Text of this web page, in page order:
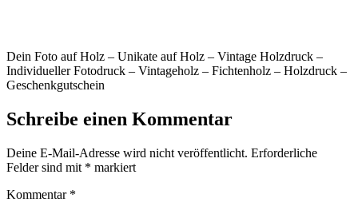
Dein Foto auf Holz – Unikate auf Holz – Vintage Holzdruck –
Individueller Fotodruck – Vintageholz – Fichtenholz – Holzdruck –
Geschenkgutschein
Schreibe einen Kommentar
Deine E-Mail-Adresse wird nicht veröffentlicht. Erforderliche
Felder sind mit * markiert
Kommentar *